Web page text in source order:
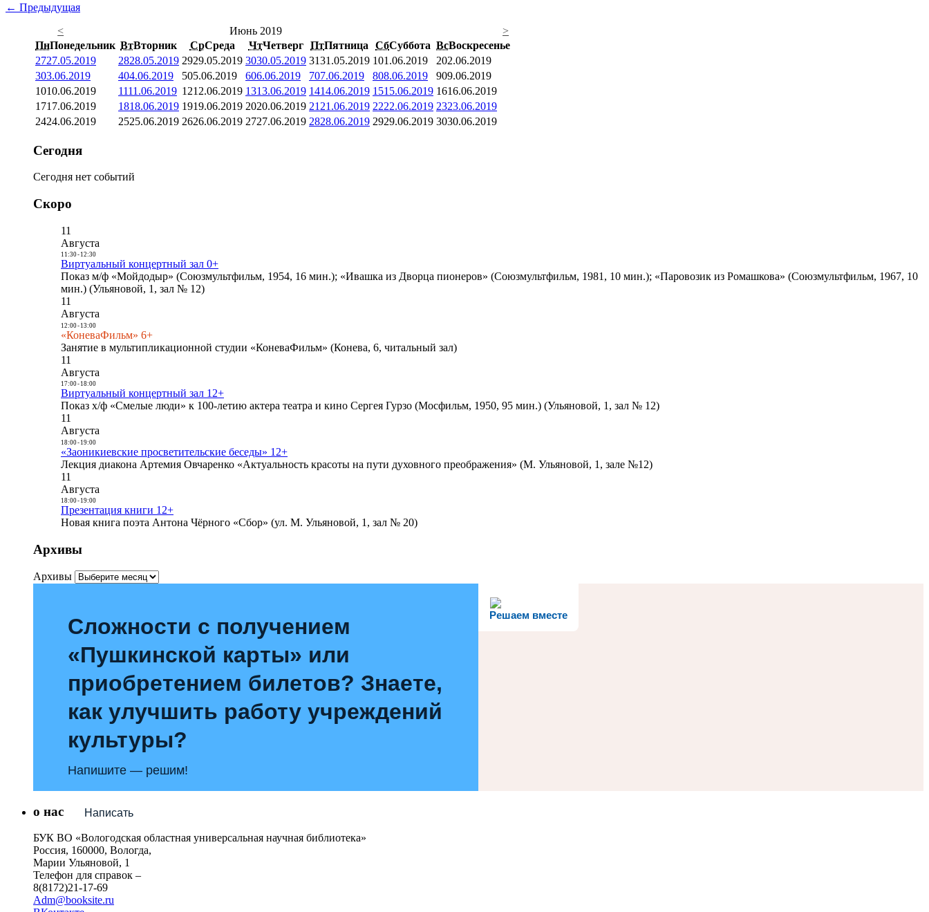
← Предыдущая
<
Июнь 2019
>
ПнПонедельник ВтВторник СрСреда ЧтЧетверг ПтПятница СбСуббота ВсВоскресенье
2727.05.2019 2828.05.2019 2929.05.2019 3030.05.2019 3131.05.2019 101.06.2019 202.06.2019
303.06.2019 404.06.2019 505.06.2019 606.06.2019 707.06.2019 808.06.2019 909.06.2019
1010.06.2019 1111.06.2019 1212.06.2019 1313.06.2019 1414.06.2019 1515.06.2019 1616.06.2019
1717.06.2019 1818.06.2019 1919.06.2019 2020.06.2019 21 21.06.2019 2222.06.2019 2323.06.2019
2424.06.2019 2525.06.2019 2626.06.2019 2727.06.2019 2828.06.2019 2929.06.2019 3030.06.2019
Сегодня
Сегодня нет событий
Скоро
11
Августа
11:30- 12:30
Виртуальный концертный зал 0+
Показ м/ф «Мойдодыр» (Союзмультфильм, 1954, 16 мин.); «Ивашка из Дворца пионеров» (Союзмультфильм, 1981, 10 мин.); «Паровозик из Ромашкова» (Союзмультфильм, 1967, 10
мин.) (Ульяновой, 1, зал № 12)
11
Августа
12:00- 13:00
«КоневаФильм» 6+
Занятие в мультипликационной студии «КоневаФильм» (Конева, 6, читальный зал)
11
Августа
17:00- 18:00
Виртуальный концертный зал 12+
Показ х/ф «Смелые люди» к 100-летию актера театра и кино Сергея Гурзо (Мосфильм, 1950, 95 мин.) (Ульяновой, 1, зал № 12)
11
Августа
18:00- 19:00
«Заоникиевские просветительские беседы» 12+
Лекция диакона Артемия Овчаренко «Актуальность красоты на пути духовного преображения» (М. Ульяновой, 1, зале №12)
11
Августа
18:00- 19:00
Презентация книги 12+
Новая книга поэта Антона Чёрного «Сбор» (ул. М. Ульяновой, 1, зал № 20)
Архивы
Архивы
Решаем вместе
Сложности с получением
«Пушкинской карты» или
приобретением билетов? Знаете,
как улучшить работу учреждений
культуры?
Напишите — решим!
Написать
о нас
БУК ВО «Вологодская областная универсальная научная библиотека»
Россия, 160000, Вологда,
Марии Ульяновой, 1
Телефон для справок –
8(8172)21-17-69
Adm@booksite.ru